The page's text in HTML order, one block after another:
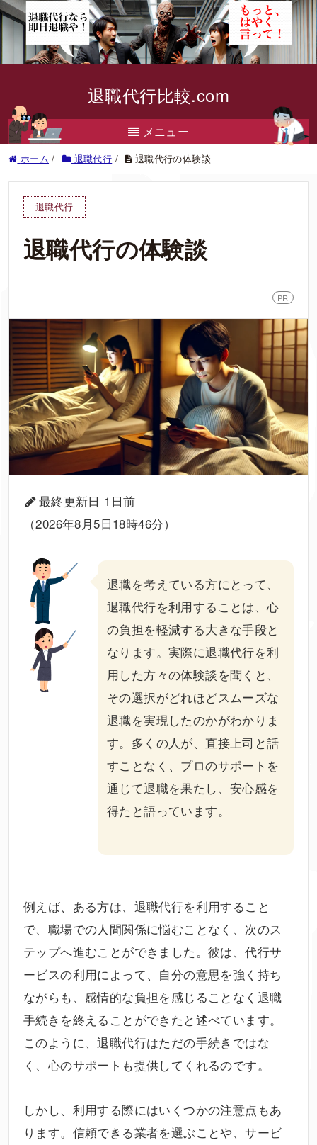
退職代行比較.com
メニュー
ホーム / 退職代行 / 退職代行の体験談
退職代行
退職代行の体験談
PR
最終更新日 1日前
（2026年8月5日18時46分）
退職を考えている方にとって、
退職代行を利用することは、心
の負担を軽減する大きな手段と
なります。実際に退職代行を利
用した方々の体験談を聞くと、
その選択がどれほどスムーズな
退職を実現したのかがわかりま
す。多くの人が、直接上司と話
すことなく、プロのサポートを
通じて退職を果たし、安心感を
得たと語っています。
例えば、ある方は、退職代行を利用すること
で、職場での人間関係に悩むことなく、次のス
テップへ進むことができました。彼は、代行サ
ービスの利用によって、自分の意思を強く持ち
ながらも、感情的な負担を感じることなく退職
手続きを終えることができたと述べています。
このように、退職代行はただの手続きではな
く、心のサポートも提供してくれるのです。
しかし、利用する際にはいくつかの注意点もあ
ります。信頼できる業者を選ぶことや、サービ